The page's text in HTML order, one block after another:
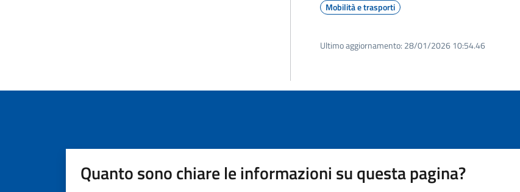
Mobilità e trasporti
Ultimo aggiornamento: 28/01/2026 10:54.46
Quanto sono chiare le informazioni su questa pagina?